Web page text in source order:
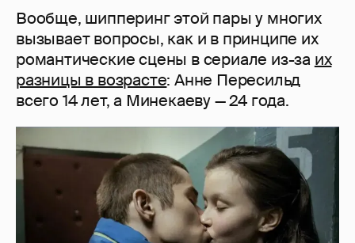
Вообще, шипперинг этой пары у многих
вызывает вопросы, как и в принципе их
романтические сцены в сериале из-за их
разницы в возрасте: Анне Пересильд
всего 14 лет, а Минекаеву — 24 года.